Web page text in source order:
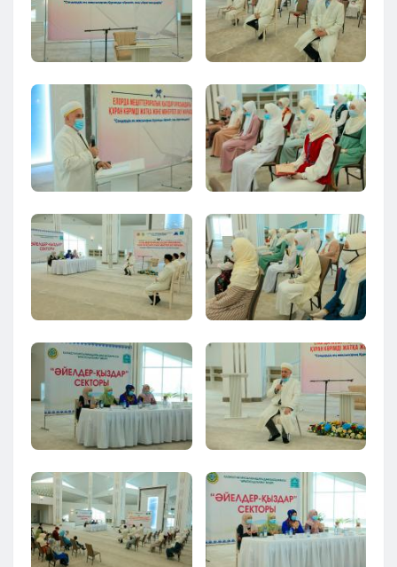
Семей
Талдыкорган
Тараз
Уральск
Усть-Каменогорск
Шымкент